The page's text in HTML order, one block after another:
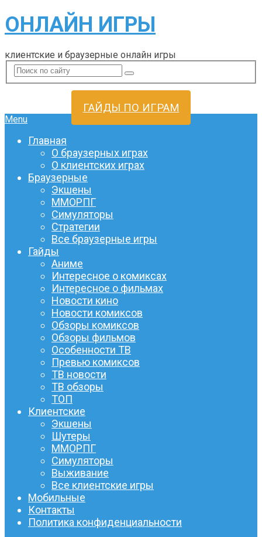
ОНЛАЙН ИГРЫ
клиентские и браузерные онлайн игры
ГАЙДЫ ПО ИГРАМ
Menu
Главная
О браузерных играх
О клиентских играх
Браузерные
Экшены
ММОРПГ
Симуляторы
Стратегии
Все браузерные игры
Гайды
Аниме
Интересное о комиксах
Интересное о фильмах
Новости кино
Новости комиксов
Обзоры комиксов
Обзоры фильмов
Особенности ТВ
Превью комиксов
ТВ новости
ТВ обзоры
ТОП
Клиентские
Экшены
Шутеры
ММОРПГ
Симуляторы
Выживание
Все клиентские игры
Мобильные
Контакты
Политика конфиденциальности